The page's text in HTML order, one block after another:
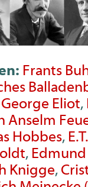
Frants
George Eliot,
Anselm
Hobbes,
,
Knigge,